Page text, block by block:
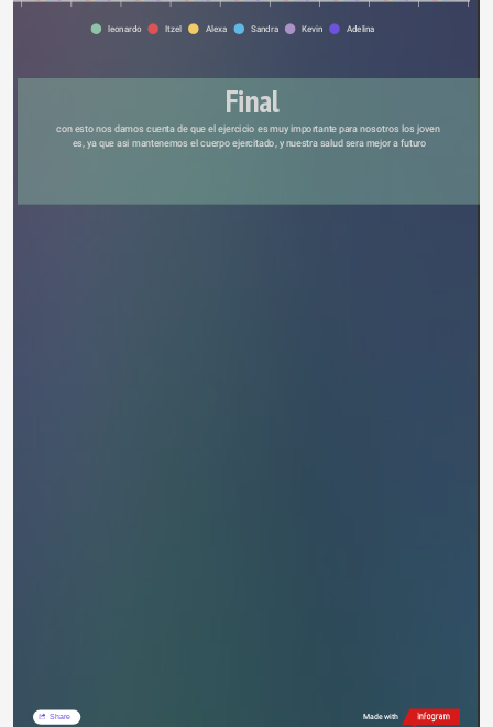
leonardo Itzel Alexa Sandra Kevin Adelina
Final
con esto nos damos cuenta de que el ejercicio es muy importante para nosotros los joven
es, ya que asi mantenemos el cuerpo ejercitado, y nuestra salud sera mejor a futuro
Share Made with